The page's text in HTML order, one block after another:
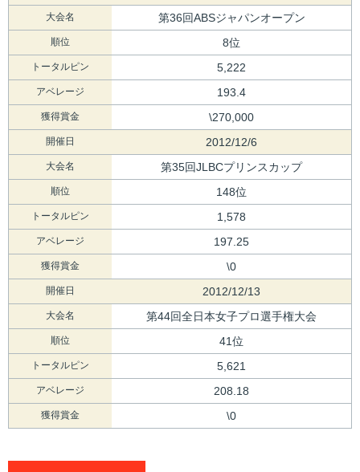
大会名 第36回ABSジャパンオープン
順位 8位
トータルピン 5,222
アベレージ 193.4
獲得賞金 \270,000
開催日 2012/12/6
大会名 第35回JLBCプリンスカップ
順位 148位
トータルピン 1,578
アベレージ 197.25
獲得賞金 \0
開催日 2012/12/13
大会名 第44回全日本女子プロ選手権大会
順位 41位
トータルピン 5,621
アベレージ 208.18
獲得賞金 \0